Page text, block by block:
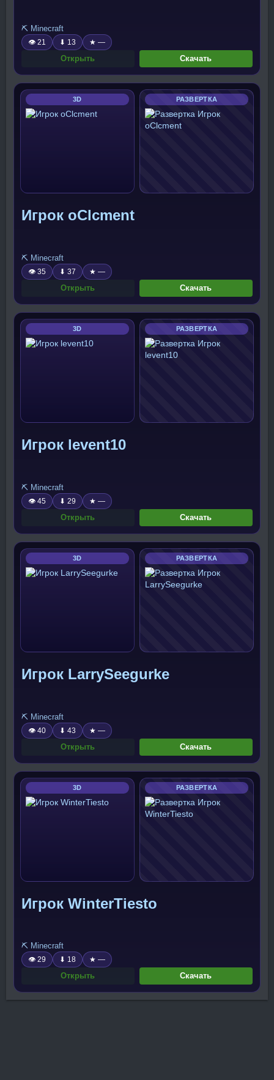
⛏️ Minecraft
👁 21 ⬇ 13 ★ —
Открыть Скачать
3D РАЗВЕРТКА
Игрок oClcment
⛏️ Minecraft
👁 35 ⬇ 37 ★ —
Открыть Скачать
3D РАЗВЕРТКА
Игрок levent10
⛏️ Minecraft
👁 45 ⬇ 29 ★ —
Открыть Скачать
3D РАЗВЕРТКА
Игрок LarrySeegurke
⛏️ Minecraft
👁 40 ⬇ 43 ★ —
Открыть Скачать
3D РАЗВЕРТКА
Игрок WinterTiesto
⛏️ Minecraft
👁 29 ⬇ 18 ★ —
Открыть Скачать